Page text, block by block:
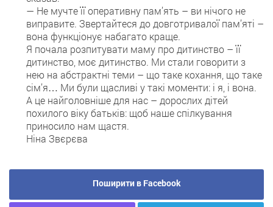
— Не мучте її оперативну пам’ять – ви нічого не
виправите. Звертайтеся до довготривалої пам’яті –
вона функціонує набагато краще.
Я почала розпитувати маму про дитинство – її
дитинство, моє дитинство. Ми стали говорити з
нею на абстрактні теми – що таке кохання, що таке
сім’я… Ми були щасливі у такі моменти: і я, і вона.
А це найголовніше для нас – дорослих дітей
похилого віку батьків: щоб наше спілкування
приносило нам щастя.
Ніна Звєрєва
Поширити в Facebook